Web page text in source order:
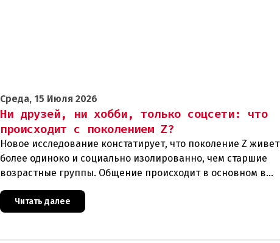
Среда, 15 Июля 2026
Ни друзей, ни хобби, только соцсети: что
происходит с поколением Z?
Новое исследование констатирует, что поколение Z живет
более одиноко и социально изолированно, чем старшие
возрастные группы. Общение происходит в основном в
социальных сетях. Особенно сильно это явле
Читать далее